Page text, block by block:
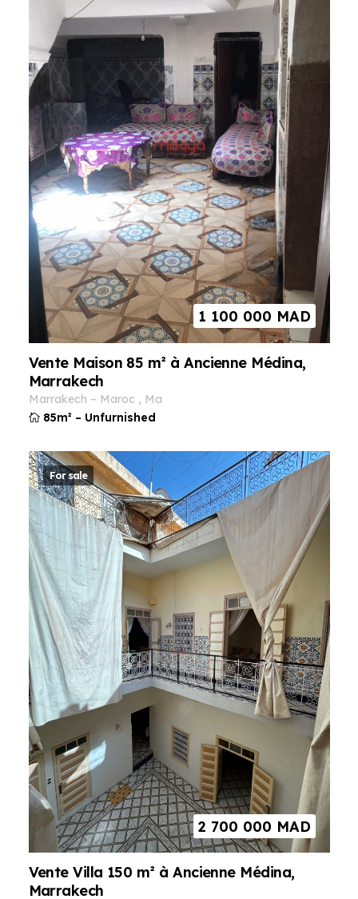
1 100 000 MAD
Vente Maison 85 m² à Ancienne Médina,
Marrakech
marrakech – maroc ,
ma
85m² – Unfurnished
For sale
2 700 000 MAD
Vente Villa 150 m² à Ancienne Médina,
Marrakech